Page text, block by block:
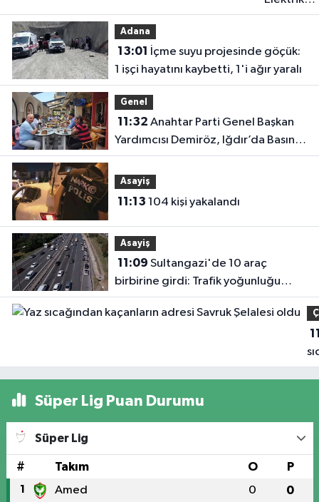
akımına
oldu
Adana
13:01
1 işçi hayatını kaybetti, 1'i ağır yaralı
Genel
11:32
Yardımcısı Demiröz, Iğdır’da Basın
Mensuplarıyla Buluştu
Asayiş
11:13 104 kişi yakalandı
Asayiş
11:09
birbirine girdi: Trafik yoğunluğu
havadan görüntülendi
Süper Lig Puan Durumu
Süper Lig
# Takım O P
1 Amed 0 0